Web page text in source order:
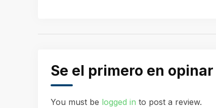
Se el primero en
You must be logged in to post a review.